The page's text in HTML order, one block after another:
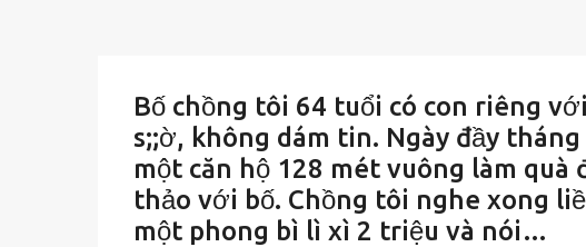
Bố chồng tôi 64 tuổi có con riêng
s;;ờ, không dám tin. Ngày đầy
một căn hộ 128 mét vuông làm
thảo với bố. Chồng tôi nghe xong
một phong bì lì xì 2 triệu và nói…